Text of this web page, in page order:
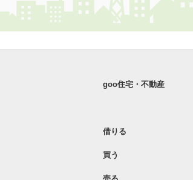
goo住宅・不動産
借りる
買う